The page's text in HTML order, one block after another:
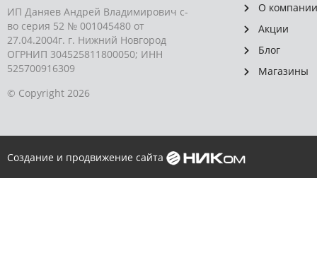
ИП Даняев Андрей Владимирович с-
во серия 52 № 001045480 от
27.04.2004г. г. Нижний Новгород
ОГРНИП 304525811800050; ИНН
525700916309
© Copyright 2026
О компании
Акции
Блог
Магазины
Создание и продвижение сайта